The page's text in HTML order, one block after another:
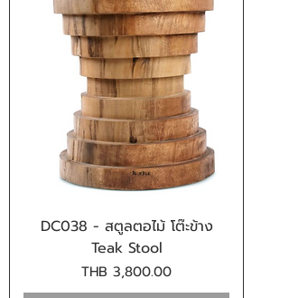
DC038 - สตูลตอไม้ โต๊ะข้าง
Teak Stool
Price
THB 3,800.00